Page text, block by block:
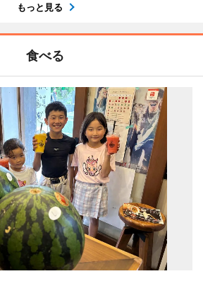
もっと見る
食べる